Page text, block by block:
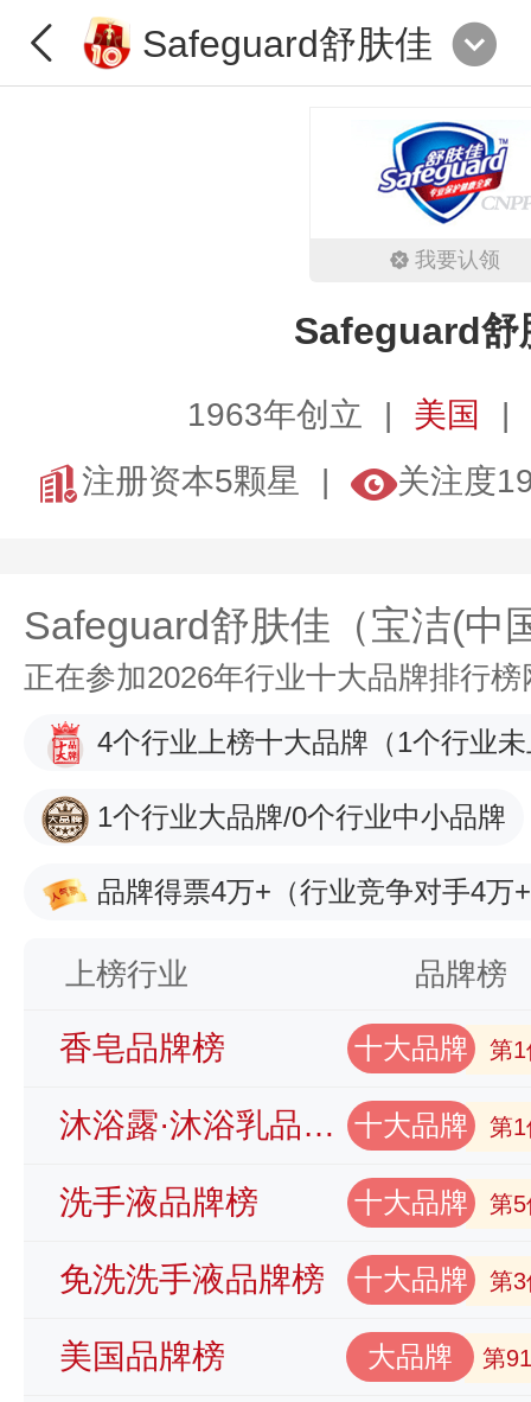
Safeguard舒肤佳
我要认领
Safeguard舒
1963年创立
美国
注册资本5颗星
关注度
Safeguard舒肤佳（宝洁(中
正在参加2026年行业十大品牌排行
4个行业上榜十大品牌 （1个行业
1个行业大品牌/0个行业中小品牌
品牌得票4万+ （行业竞争对手4万
上榜行业 品牌榜
香皂品牌榜 十大品牌 第1
沐浴露·沐浴乳品牌榜 十大品牌 第1
洗手液品牌榜 十大品牌 第5
免洗洗手液品牌榜 十大品牌 第3
美国品牌榜 大品牌 第